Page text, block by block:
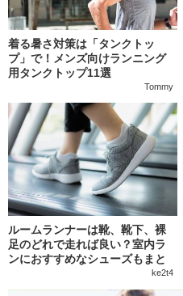
着る暑さ対策は「タンクトッ
プ」で！メンズ向けランニング
用タンクトップ11選
Tommy
ルームランナーは靴、靴下、裸
足のどれで走れば良い？室内ラ
ンにおすすめなシューズもまと
ke2t4